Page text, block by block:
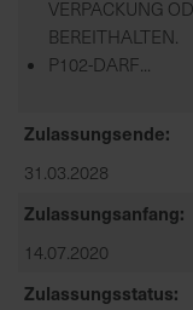
VERPACKUNG
BEREITHALTEN.
P102-DARF...
Zulassungsende
31.03.2028
Zulassungsanfang
14.07.2020
Zulassungsstatus